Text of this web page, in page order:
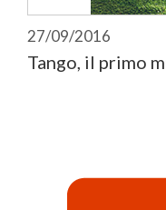
27/09/2016
Tango, il primo